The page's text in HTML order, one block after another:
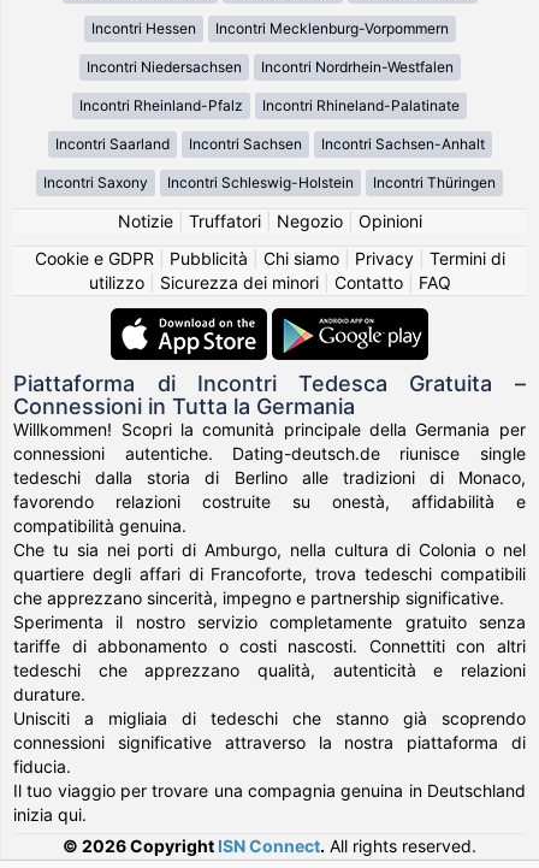
Incontri Hessen Incontri Mecklenburg-Vorpommern
Incontri Niedersachsen Incontri Nordrhein-Westfalen
Incontri Rheinland-Pfalz Incontri Rhineland-Palatinate
Incontri Saarland Incontri Sachsen Incontri Sachsen-Anhalt
Incontri Saxony Incontri Schleswig-Holstein Incontri Thüringen
Notizie| Truffatori| Negozio| Opinioni
Cookie e GDPR
Pubblicità Chi siamo| Privacy| Termini di
utilizzo| Sicurezza dei minori| Contatto| FAQ
Piattaforma di Incontri Tedesca Gratuita –
Connessioni in Tutta la Germania
Willkommen! Scopri la comunità principale della Germania per
connessioni autentiche. Dating-deutsch.de riunisce single
tedeschi dalla storia di Berlino alle tradizioni di Monaco,
favorendo relazioni costruite su onestà, affidabilità e
compatibilità genuina.
Che tu sia nei porti di Amburgo, nella cultura di Colonia o nel
quartiere degli affari di Francoforte, trova tedeschi compatibili
che apprezzano sincerità, impegno e partnership significative.
Sperimenta il nostro servizio completamente gratuito senza
tariffe di abbonamento o costi nascosti. Connettiti con altri
tedeschi che apprezzano qualità, autenticità e relazioni
durature.
Unisciti a migliaia di tedeschi che stanno già scoprendo
connessioni significative attraverso la nostra piattaforma di
fiducia.
Il tuo viaggio per trovare una compagnia genuina in Deutschland
inizia qui.
© 2026 Copyright ISN Connect. All rights reserved.